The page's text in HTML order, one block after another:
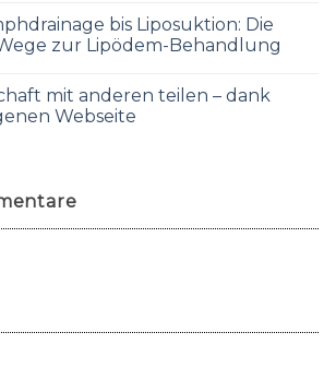
bis Liposuktion: Die
zur Lipödem-Behandlung
mit anderen teilen – dank
Webseite